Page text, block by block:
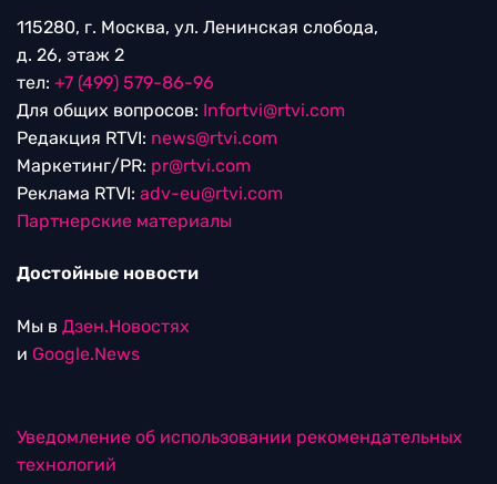
115280, г. Москва, ул. Ленинская слобода,
д. 26, этаж 2
тел: +7 (499) 579-86-96
Для общих вопросов: Infortvi@rtvi.com
Редакция RTVI: news@rtvi.com
Маркетинг/PR: pr@rtvi.com
Реклама RTVI: adv-eu@rtvi.com
Партнерские материалы
Достойные новости
Мы в Дзен.Новостях
и Google.News
Уведомление об использовании рекомендательных
технологий